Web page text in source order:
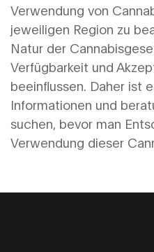
Verwendung von
jeweiligen Region zu
Natur der
Verfügbarkeit und
beeinflussen. Daher ist
Informationen und
suchen, bevor man
Verwendung dieser